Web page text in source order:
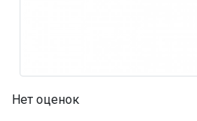
Нет оценок